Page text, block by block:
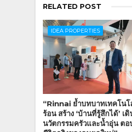
RELATED POST
IDEA PROPERTIES
“Rinnai ย้ำบทบาทเทคโนโ
ร้อน สร้าง ‘บ้านที่รู้สึกได้’ เ
นวัตกรรมครัวและน้ำอุ่น ตอ